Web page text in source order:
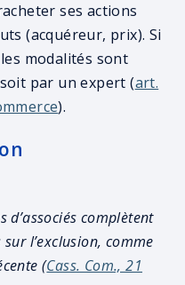
ses actions
(acquéreur, prix). Si
modalités sont
par un expert (art.
).
d’associés complètent
l’exclusion, comme
(Cass. Com., 21